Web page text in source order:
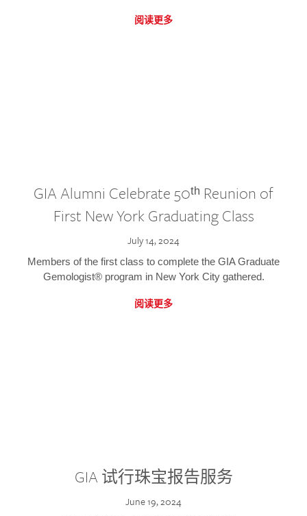
阅读更多
GIA Alumni Celebrate 50ᵗʰ Reunion of
First New York Graduating Class
July 14, 2024
Members of the first class to complete the GIA Graduate
Gemologist® program in New York City gathered.
阅读更多
GIA 试行珠宝报告服务
June 19, 2024